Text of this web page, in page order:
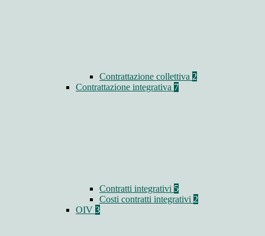
Contrattazione collettiva 2
Contrattazione integrativa 7
Contratti integrativi 5
Costi contratti integrativi 2
OIV 3